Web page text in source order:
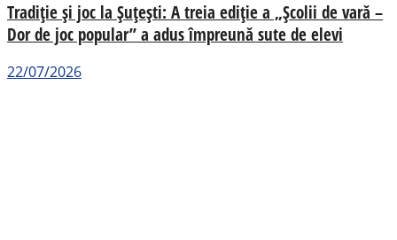
Tradiție și joc la Șuțești: A treia ediție a „Școlii de vară –
Dor de joc popular” a adus împreună sute de elevi
22/07/2026